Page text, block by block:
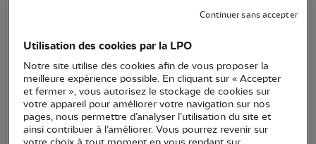
(enquête dont le but est d'aller sur des sites où
noter les espèces réellement présentes), venez
participer à des sorties de découverte de l’avifaune
à Saint-Didier ! Trois rendez-vous printaniers sont
organisés le 28 mars, le 1er mai etle 5 juinpour
essayer de contacter le maximum d’espèces, à
Utilisation des cookies par la LPO
Notre site utilise des cookies afin de vous proposer la
meilleure expérience possible. En cliquant sur « Accepter
et fermer », vous autorisez le stockage de cookies sur
votre appareil pour améliorer votre navigation sur nos
pages, nous permettre d’analyser l’utilisation du site et
ainsi contribuer à l’améliorer. Vous pourrez revenir sur
Continuer sans accepter